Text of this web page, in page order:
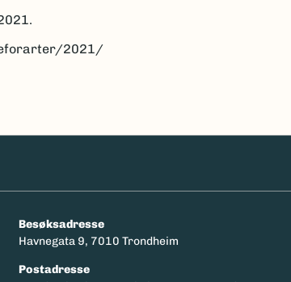
2021/
Besøksadresse
Havnegata 9, 7010 Trondheim
Postadresse